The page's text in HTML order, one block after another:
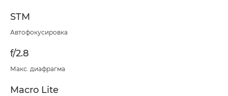
STM
Автофокусировка
f/2.8
Макс. диафрагма
Macro Lite